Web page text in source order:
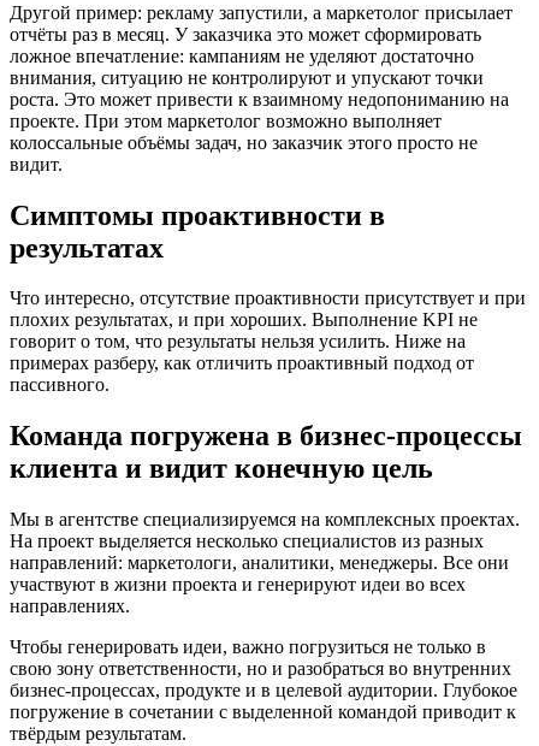
Другой пример: рекламу запустили, а маркетолог присылает
отчёты раз в месяц. У заказчика это может сформировать
ложное впечатление: кампаниям не уделяют достаточно
внимания, ситуацию не контролируют и упускают точки
роста. Это может привести к взаимному недопониманию на
проекте. При этом маркетолог возможно выполняет
колоссальные объёмы задач, но заказчик этого просто не
видит.
Симптомы проактивности в
результатах
Что интересно, отсутствие проактивности присутствует и при
плохих результатах, и при хороших. Выполнение KPI не
говорит о том, что результаты нельзя усилить. Ниже на
примерах разберу, как отличить проактивный подход от
пассивного.
Команда погружена в бизнес-процессы
клиента и видит конечную цель
Мы в агентстве специализируемся на комплексных проектах.
На проект выделяется несколько специалистов из разных
направлений: маркетологи, аналитики, менеджеры. Все они
участвуют в жизни проекта и генерируют идеи во всех
направлениях.
Чтобы генерировать идеи, важно погрузиться не только в
свою зону ответственности, но и разобраться во внутренних
бизнес-процессах, продукте и в целевой аудитории. Глубокое
погружение в сочетании с выделенной командой приводит к
твёрдым результатам.